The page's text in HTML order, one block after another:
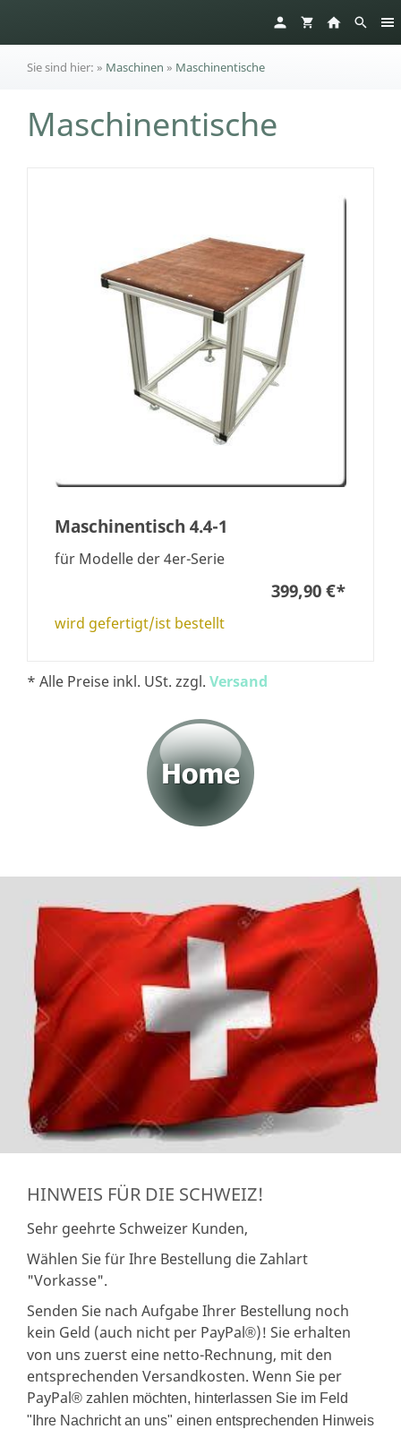
Sie sind hier: » Maschinen » Maschinentische
Maschinentische
Maschinentisch 4.4-1
für Modelle der 4er-Serie
399,90 €*
wird gefertigt/ist bestellt
* Alle Preise inkl. USt. zzgl. Versand
HINWEIS FÜR DIE SCHWEIZ!
Sehr geehrte Schweizer Kunden,
Wählen Sie für Ihre Bestellung die Zahlart
"Vorkasse".
Senden Sie nach Aufgabe Ihrer Bestellung noch
kein Geld (auch nicht per PayPal®)! Sie erhalten
von uns zuerst eine netto-Rechnung, mit den
entsprechenden Versandkosten. Wenn Sie per
PayPal® zahlen möchten, hinterlassen Sie im Feld
"Ihre Nachricht an uns" einen entsprechenden Hinweis